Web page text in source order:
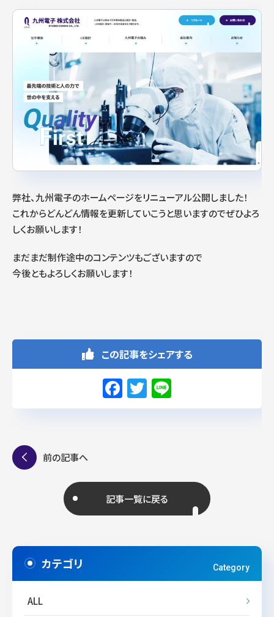
弊社、九州電子のホームページをリニューアル公開しました！
これからどんどん情報を更新していこうと思いますのでぜひよろ
しくお願いします！
まだまだ制作途中のコンテンツもございますので
今後ともよろしくお願いします！
この記事をシェアする
F
a
o
o
k
T
w n
前の記事へ
記事一覧に戻る
カテゴリ Category
ALL